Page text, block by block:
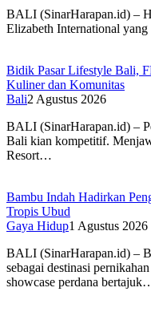
BALI (SinarHarapan.id) –
Elizabeth International
Bidik Pasar Lifestyle Bali,
Kuliner dan Komunitas
Bali2 Agustus 2026
BALI (SinarHarapan.id) –
Bali kian kompetitif.
Resort…
Bambu Indah Hadirkan
Tropis Ubud
Gaya Hidup1 Agustus 2026
BALI (SinarHarapan.id) –
sebagai destinasi
showcase perdana